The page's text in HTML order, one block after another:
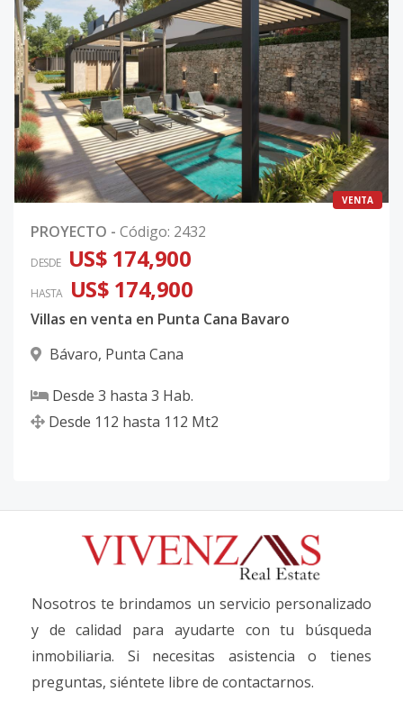
VENTA
PROYECTO - Código: 2432
DESDE US$ 174,900
HASTA US$ 174,900
Villas en venta en Punta Cana Bavaro
Bávaro, Punta Cana
Desde 3 hasta 3 Hab.
Desde 112 hasta 112 Mt2
Nosotros te brindamos un servicio personalizado
y de calidad para ayudarte con tu búsqueda
inmobiliaria. Si necesitas asistencia o tienes
preguntas, siéntete libre de contactarnos.